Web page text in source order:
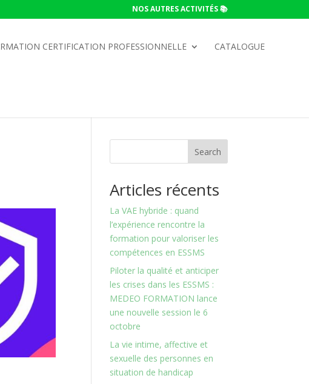
NOS AUTRES ACTIVITÉS 📚
CERTIFICATION PROFESSIONNELLE CATALOGUE
Search
Articles récents
La VAE hybride : quand
l’expérience rencontre la
formation pour valoriser les
compétences en ESSMS
Piloter la qualité et anticiper
les crises dans les ESSMS :
MEDEO FORMATION lance
une nouvelle session le 6
octobre
La vie intime, affective et
sexuelle des personnes en
situation de handicap